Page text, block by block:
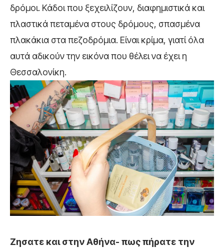
δρόμοι. Κάδοι που ξεχειλίζουν, διαφημιστικά και
πλαστικά πεταμένα στους δρόμους, σπασμένα
πλακάκια στα πεζοδρόμια. Είναι κρίμα, γιατί όλα
αυτά αδικούν την εικόνα που θέλει να έχει η
Θεσσαλονίκη.
Zησατε και στην Αθήνα- πως πήρατε την